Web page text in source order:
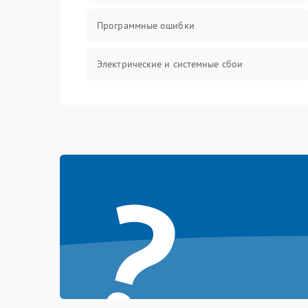
Программные ошибки
Электрические и системные сбои
Система охлаждения
?